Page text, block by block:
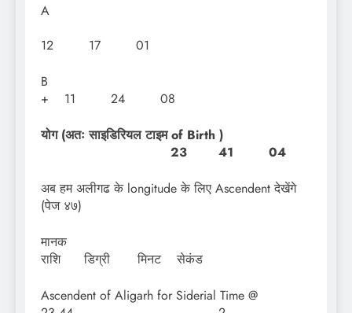
A
12 17 01
+ 11 24 08
योग (अतः साइडिरियल टाइम of Birth )
23 41 04
अब हम अलीगढ के longitude के लिए Ascendent देखेंगे
(पेज ४७)
राशि डिग्री मिनट सेकंड
Ascendent of Aligarh for Siderial Time @